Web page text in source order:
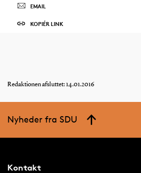
EMAIL
KOPIÉR LINK
Redaktionen afsluttet: 14.01.2016
Nyheder fra SDU
Kontakt